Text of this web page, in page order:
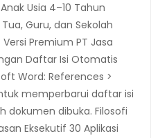
Usia 4–10 Tahun
Guru, dan Sekolah
Premium PT Jasa
Daftar Isi Otomatis
Word: References >
memperbarui daftar isi
dokumen dibuka. Filosofi
Eksekutif 30 Aplikasi